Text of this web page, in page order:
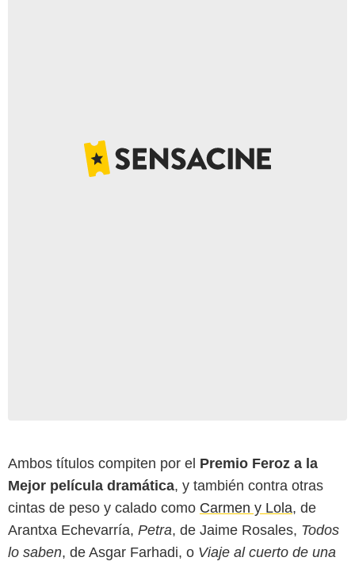
Ambos títulos compiten por el Premio Feroz a la
Mejor película dramática, y también contra otras
cintas de peso y calado como Carmen y Lola, de
Arantxa Echevarría, Petra, de Jaime Rosales, Todos
lo saben, de Asgar Farhadi, o Viaje al cuerto de una